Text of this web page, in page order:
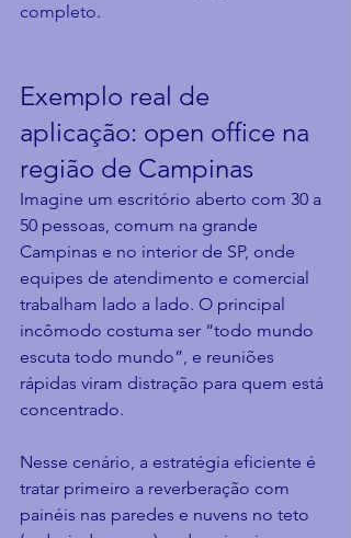
completo.
Exemplo real de
aplicação: open office na
região de Campinas
Imagine um escritório aberto com 30 a
50 pessoas, comum na grande
Campinas e no interior de SP, onde
equipes de atendimento e comercial
trabalham lado a lado. O principal
incômodo costuma ser “todo mundo
escuta todo mundo”, e reuniões
rápidas viram distração para quem está
concentrado.
Nesse cenário, a estratégia eficiente é
tratar primeiro a reverberação com
painéis nas paredes e nuvens no teto